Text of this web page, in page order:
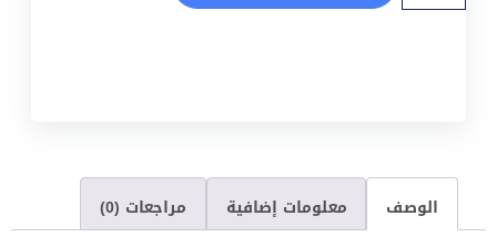
الوصف معلومات إضافية مراجعات (0)